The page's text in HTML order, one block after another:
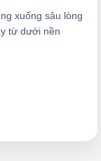
xuống sâu lòng
từ dưới nền